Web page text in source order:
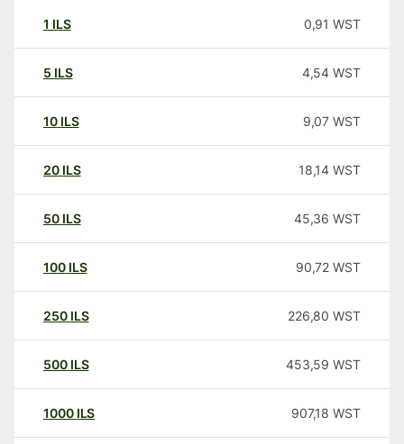
1 ILS 0,91 WST
5 ILS 4,54 WST
10 ILS 9,07 WST
20 ILS 18,14 WST
50 ILS 45,36 WST
100 ILS 90,72 WST
250 ILS 226,80 WST
500 ILS 453,59 WST
1000 ILS 907,18 WST